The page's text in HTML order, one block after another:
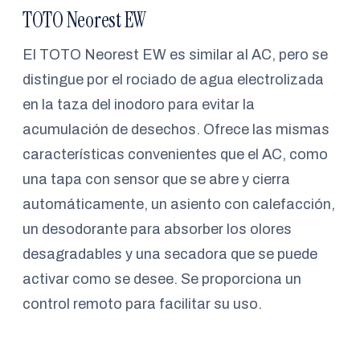
TOTO Neorest EW
El TOTO Neorest EW es similar al AC, pero se
distingue por el rociado de agua electrolizada
en la taza del inodoro para evitar la
acumulación de desechos. Ofrece las mismas
características convenientes que el AC, como
una tapa con sensor que se abre y cierra
automáticamente, un asiento con calefacción,
un desodorante para absorber los olores
desagradables y una secadora que se puede
activar como se desee. Se proporciona un
control remoto para facilitar su uso.